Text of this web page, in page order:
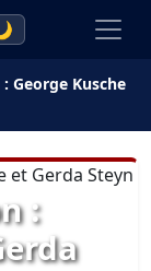
George Kusche
: